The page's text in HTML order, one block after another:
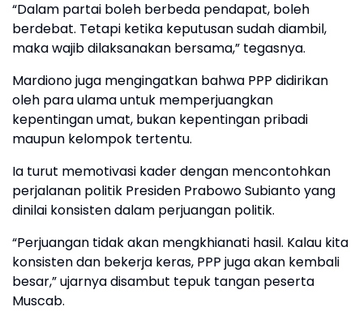
“Dalam partai boleh berbeda pendapat, boleh
berdebat. Tetapi ketika keputusan sudah diambil,
maka wajib dilaksanakan bersama,” tegasnya.
Mardiono juga mengingatkan bahwa PPP didirikan
oleh para ulama untuk memperjuangkan
kepentingan umat, bukan kepentingan pribadi
maupun kelompok tertentu.
Ia turut memotivasi kader dengan mencontohkan
perjalanan politik Presiden Prabowo Subianto yang
dinilai konsisten dalam perjuangan politik.
“Perjuangan tidak akan mengkhianati hasil. Kalau kita
konsisten dan bekerja keras, PPP juga akan kembali
besar,” ujarnya disambut tepuk tangan peserta
Muscab.